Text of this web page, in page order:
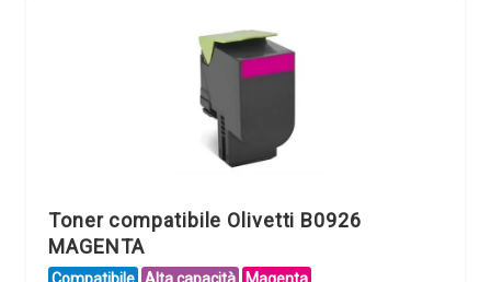
Toner compatibile Olivetti B0926
MAGENTA